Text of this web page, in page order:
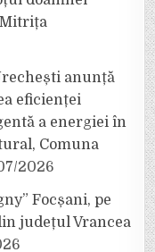
anunță
eficienței
a energiei în
Comuna
2026
Focșani, pe
județul Vrancea